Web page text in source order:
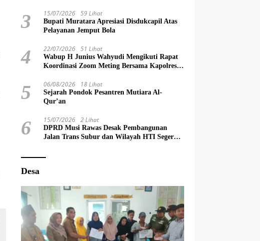
3 15/07/2026 59 Lihat
Bupati Muratara Apresiasi Disdukcapil Atas
Pelayanan Jemput Bola
4 22/07/2026 51 Lihat
Wabup H Junius Wahyudi Mengikuti Rapat
Koordinasi Zoom Meting Bersama Kapolres
5 06/08/2026 18 Lihat
Sejarah Pondok Pesantren Mutiara Al-
Qur’an
6 15/07/2026 2 Lihat
DPRD Musi Rawas Desak Pembangunan
Jalan Trans Subur dan Wilayah HTI Segera
Desa